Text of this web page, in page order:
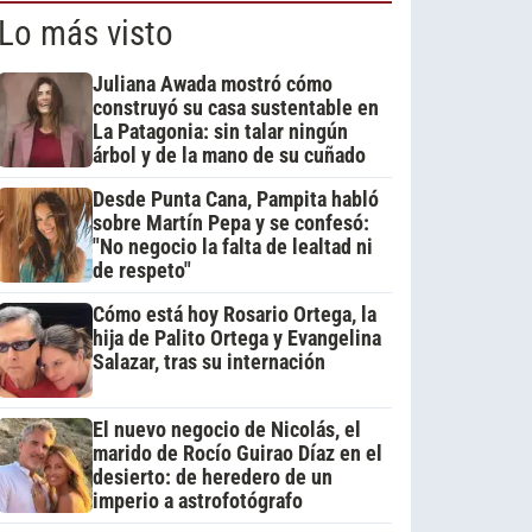
más visto
Juliana Awada mostró cómo
construyó su casa sustentable en
La Patagonia: sin talar ningún
árbol y de la mano de su cuñado
Desde Punta Cana, Pampita habló
sobre Martín Pepa y se confesó:
"No negocio la falta de lealtad ni
de respeto"
Cómo está hoy Rosario Ortega, la
hija de Palito Ortega y Evangelina
Salazar, tras su internación
El nuevo negocio de Nicolás, el
marido de Rocío Guirao Díaz en el
desierto: de heredero de un
imperio a astrofotógrafo